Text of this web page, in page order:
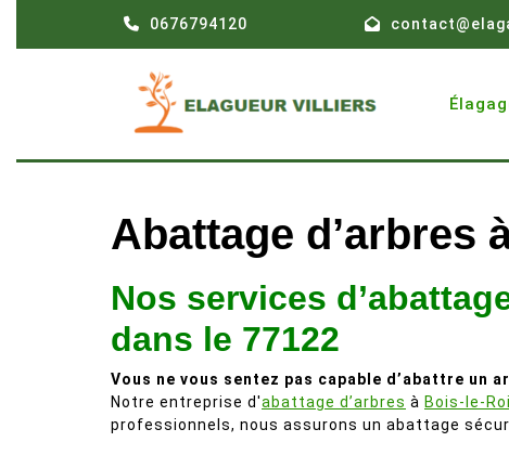
0676794120
Abattage d’arbres
Nos services
dans le 77122
Vous ne vous sentez pas capable d’abattre un
Notre entreprise d'abattage d’arbres à Bois-le-Roi
professionnels, nous assurons un abattage